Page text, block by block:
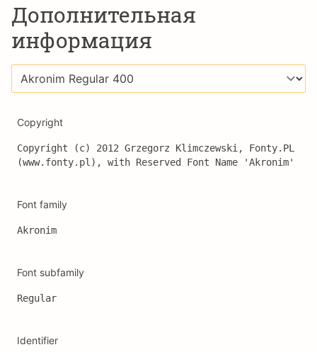
Дополнительная
информация
Copyright
Copyright (c) 2012 Grzegorz Klimczewski, Fonty.PL
(www.fonty.pl), with Reserved Font Name 'Akronim'
Font family
Akronim
Font subfamily
Regular
Identifier